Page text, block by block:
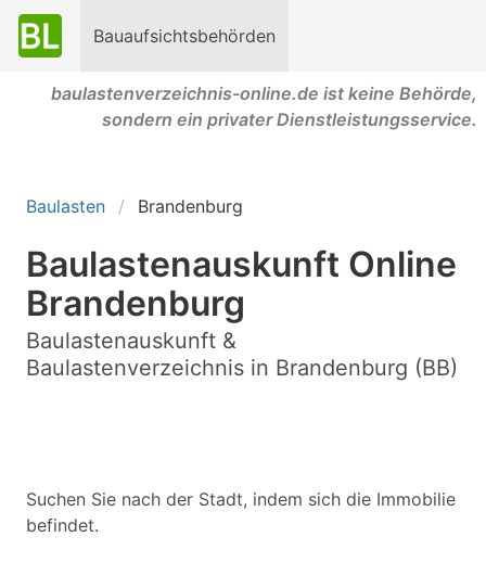
Bauaufsichtsbehörden
baulastenverzeichnis-online.de ist keine Behörde,
sondern ein privater Dienstleistungsservice.
Baulasten Brandenburg
Baulastenauskunft Online
Brandenburg
Baulastenauskunft &
Baulastenverzeichnis in Brandenburg (BB)
Suchen Sie nach der Stadt, indem sich die Immobilie
befindet.